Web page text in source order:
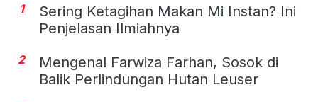
1
Sering Ketagihan Makan Mi Instan? Ini
Penjelasan Ilmiahnya
2
Mengenal Farwiza Farhan, Sosok di
Balik Perlindungan Hutan Leuser